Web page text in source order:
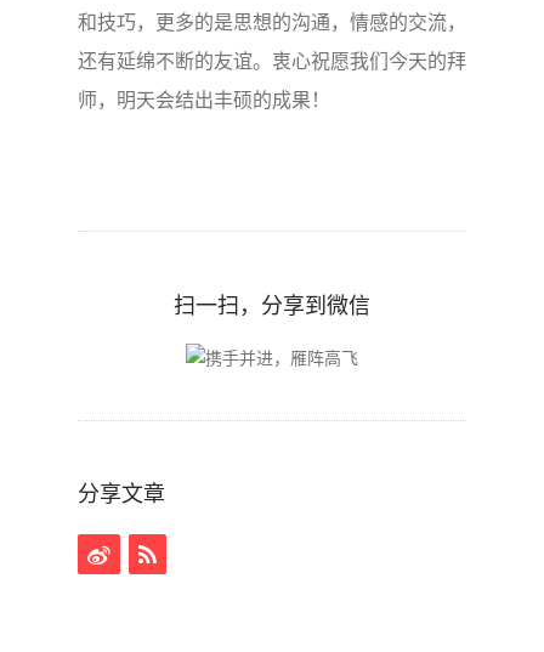
和技巧，更多的是思想的沟通，情感的交流，
还有延绵不断的友谊。衷心祝愿我们今天的拜
师，明天会结出丰硕的成果！
扫一扫，分享到微信
分享文章